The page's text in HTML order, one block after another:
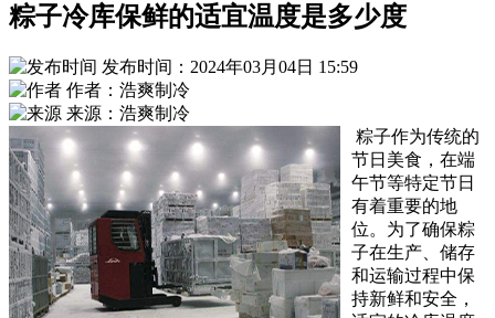
粽子冷库保鲜的适宜温度是多少度
发布时间：2024年03月04日 15:59
作者：浩爽制冷
来源：浩爽制冷
粽子作为传统的
节日美食，在端
午节等特定节日
有着重要的地
位。为了确保粽
子在生产、储存
和运输过程中保
持新鲜和安全，